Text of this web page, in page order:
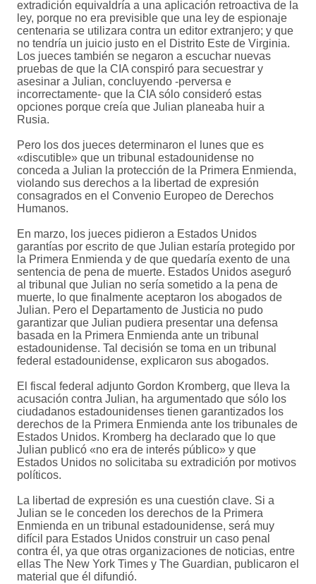
extradición equivaldría a una aplicación retroactiva de la
ley, porque no era previsible que una ley de espionaje
centenaria se utilizara contra un editor extranjero; y que
no tendría un juicio justo en el Distrito Este de Virginia.
Los jueces también se negaron a escuchar nuevas
pruebas de que la CIA conspiró para secuestrar y
asesinar a Julian, concluyendo -perversa e
incorrectamente- que la CIA sólo consideró estas
opciones porque creía que Julian planeaba huir a
Rusia.
Pero los dos jueces determinaron el lunes que es
«discutible» que un tribunal estadounidense no
conceda a Julian la protección de la Primera Enmienda,
violando sus derechos a la libertad de expresión
consagrados en el Convenio Europeo de Derechos
Humanos.
En marzo, los jueces pidieron a Estados Unidos
garantías por escrito de que Julian estaría protegido por
la Primera Enmienda y de que quedaría exento de una
sentencia de pena de muerte. Estados Unidos aseguró
al tribunal que Julian no sería sometido a la pena de
muerte, lo que finalmente aceptaron los abogados de
Julian. Pero el Departamento de Justicia no pudo
garantizar que Julian pudiera presentar una defensa
basada en la Primera Enmienda ante un tribunal
estadounidense. Tal decisión se toma en un tribunal
federal estadounidense, explicaron sus abogados.
El fiscal federal adjunto Gordon Kromberg, que lleva la
acusación contra Julian, ha argumentado que sólo los
ciudadanos estadounidenses tienen garantizados los
derechos de la Primera Enmienda ante los tribunales de
Estados Unidos. Kromberg ha declarado que lo que
Julian publicó «no era de interés público» y que
Estados Unidos no solicitaba su extradición por motivos
políticos.
La libertad de expresión es una cuestión clave. Si a
Julian se le conceden los derechos de la Primera
Enmienda en un tribunal estadounidense, será muy
difícil para Estados Unidos construir un caso penal
contra él, ya que otras organizaciones de noticias, entre
ellas The New York Times y The Guardian, publicaron el
material que él difundió.